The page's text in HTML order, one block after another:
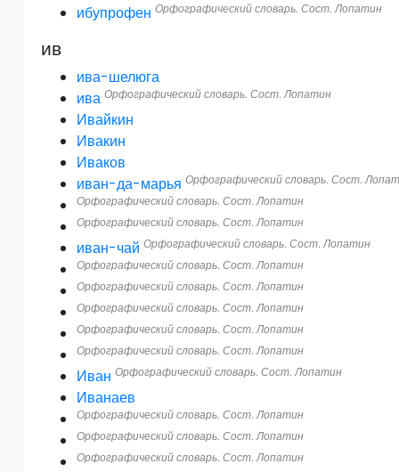
ибупрофен Орфографический словарь. Сост. Лопатин
ив
ива-шелюга
ива Орфографический словарь. Сост. Лопатин
Ивайкин
Ивакин
Иваков
иван-да-марья Орфографический словарь. Сост.
Орфографический словарь. Сост. Лопатин
Орфографический словарь. Сост. Лопатин
иван-чай Орфографический словарь. Сост. Лопатин
Орфографический словарь. Сост. Лопатин
Орфографический словарь. Сост. Лопатин
Орфографический словарь. Сост. Лопатин
Орфографический словарь. Сост. Лопатин
Орфографический словарь. Сост. Лопатин
Иван Орфографический словарь. Сост. Лопатин
Иванаев
Орфографический словарь. Сост. Лопатин
Орфографический словарь. Сост. Лопатин
Орфографический словарь. Сост. Лопатин